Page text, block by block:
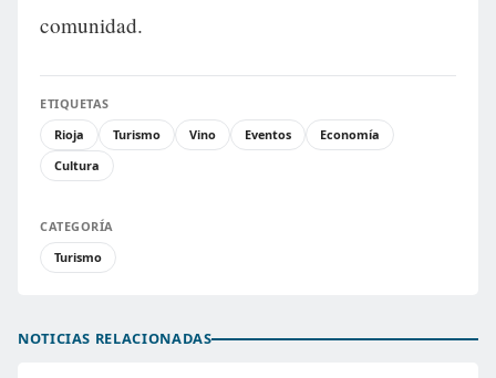
comunidad.
ETIQUETAS
Rioja
Turismo Vino Eventos
Economía
Cultura
CATEGORÍA
Turismo
NOTICIAS RELACIONADAS